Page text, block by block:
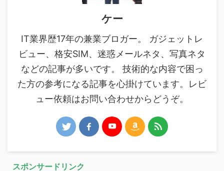
ケー
IT業界歴17年の兼業ブロガー。 ガジェットレ
ビュー、格安SIM、迷惑メールネタ、写真ネタ
などの記事が多いです。 技術的な内容で困っ
た方の参考になる記事を心掛けています。レビ
ュー依頼はお問い合わせからどうぞ。
スポンサードリンク